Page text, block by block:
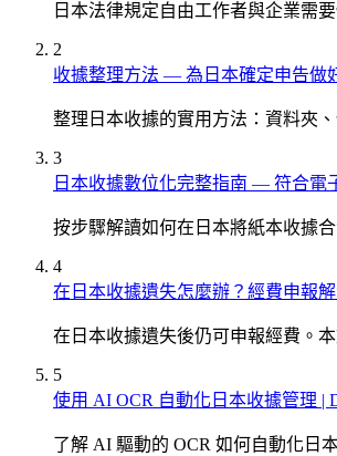
日本法律規定自由工作者與企業需
2
收據整理方法 — 為日本確定申告做
整理日本收據的實用方法：資料夾
3
日本收據數位化完整指南 — 符合電
按步驟解讀如何在日本將紙本收據
4
在日本收據遺失怎麼辦？經費申報
在日本收據遺失後仍可申報經費。
5
使用 AI OCR 自動化日本收據管理 |
了解 AI 驅動的 OCR 如何自動化日